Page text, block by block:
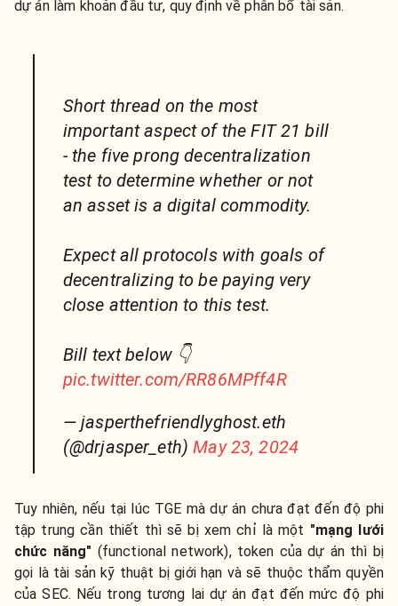
dự án làm khoản đầu tư, quy định về phân bổ tài sản.
Short thread on the most
important aspect of the FIT 21 bill
- the five prong decentralization
test to determine whether or not
an asset is a digital commodity.
Expect all protocols with goals of
decentralizing to be paying very
close attention to this test.
Bill text below 👇
pic.twitter.com/RR86MPff4R
— jasperthefriendlyghost.eth
(@drjasper_eth)May 23, 2024
Tuy nhiên, nếu tại lúc TGE mà dự án chưa đạt đến độ phi
tập trung cần thiết thì sẽ bị xem chỉ là một "mạng lưới
chức năng" (functional network), token của dự án thì bị
gọi là tài sản kỹ thuật bị giới hạn và sẽ thuộc thẩm quyền
của SEC. Nếu trong tương lai dự án đạt đến mức độ phi